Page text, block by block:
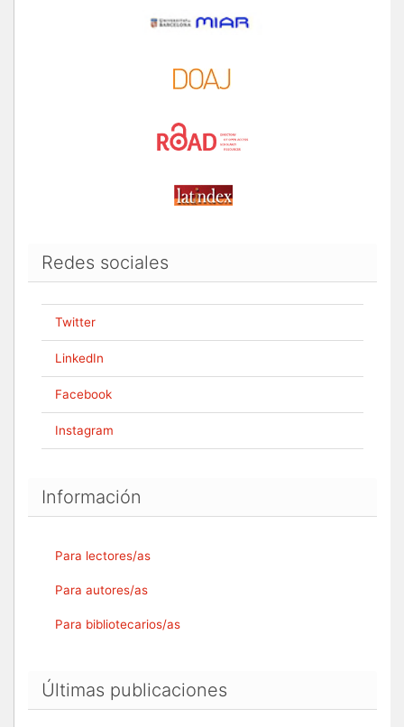
Redes sociales
Twitter
LinkedIn
Facebook
Instagram
Información
Para lectores/as
Para autores/as
Para bibliotecarios/as
Últimas publicaciones